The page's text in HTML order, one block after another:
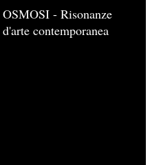
OSMOSI - Risonanze
d'arte contemporanea